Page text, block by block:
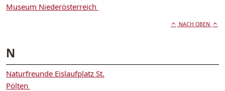
Museum Niederösterreich
NACH OBEN
N
Naturfreunde Eislaufplatz St.
Pölten